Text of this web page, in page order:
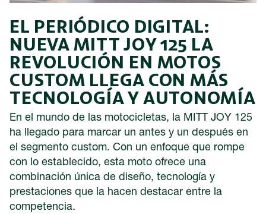
EL PERIÓDICO DIGITAL:
NUEVA MITT JOY 125 LA
REVOLUCIÓN EN MOTOS
CUSTOM LLEGA CON MÁS
TECNOLOGÍA Y AUTONOMÍA
En el mundo de las motocicletas, la MITT JOY 125
ha llegado para marcar un antes y un después en
el segmento custom. Con un enfoque que rompe
con lo establecido, esta moto ofrece una
combinación única de diseño, tecnología y
prestaciones que la hacen destacar entre la
competencia.